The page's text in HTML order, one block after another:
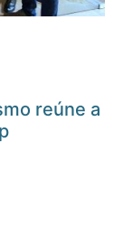
reúne a